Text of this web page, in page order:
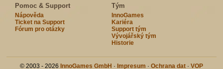
Pomoc & Support
Nápověda
Ticket na Support
Fórum pro otázky
Tým
InnoGames
Kariéra
Support tým
Vývojářský tým
Historie
© 2003 - 2026 InnoGames GmbH · Impresum · Ochrana dat · VOP